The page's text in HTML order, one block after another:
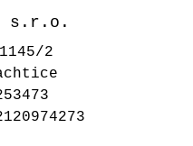
s.r.o.
2